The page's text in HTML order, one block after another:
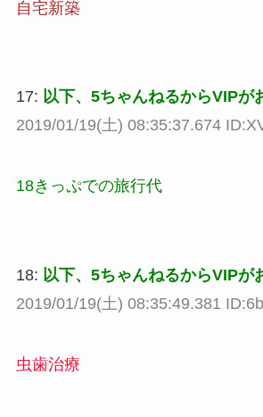
自宅新築
17: 以下、5ちゃんねるからVIPが
2019/01/19(土) 08:35:37.674
18きっぷでの旅行代
18: 以下、5ちゃんねるからVIPが
2019/01/19(土) 08:35:49.381
虫歯治療